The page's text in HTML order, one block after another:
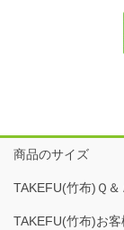
商品のサイズ
TAKEFU(竹布)Ｑ＆
TAKEFU(竹布)お